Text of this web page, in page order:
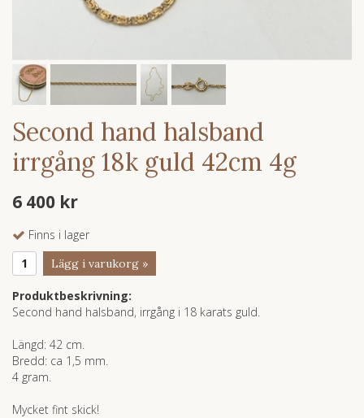
Second hand halsband
irrgång 18k guld 42cm 4g
6 400 kr
Finns i lager
Lägg i varukorg »
Produktbeskrivning:
Second hand halsband, irrgång i 18 karats guld.
Längd: 42 cm.
Bredd: ca 1,5 mm.
4 gram.
Mycket fint skick!